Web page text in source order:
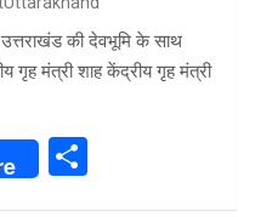
की देवभूमि के साथ
गृह मंत्री शाह केंद्रीय गृह मंत्री